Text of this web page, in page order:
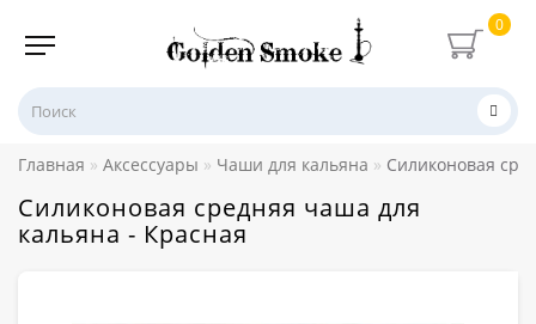
0
Главная Аксессуары Чаши для кальяна Силиконовая
Силиконовая средняя чаша для
кальяна - Красная